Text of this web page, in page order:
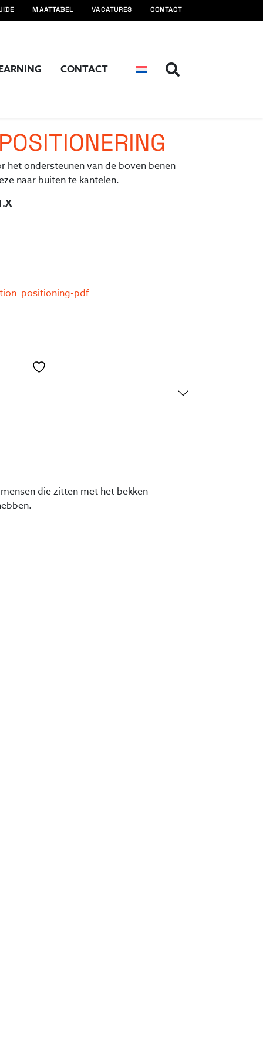
MAATTABEL VACATURES CONTACT
CONTACT
ondersteunen van de boven benen
naar buiten te kantelen.
pdf
die zitten met het bekken